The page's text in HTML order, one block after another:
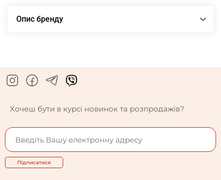
Опис бренду
Хочеш бути в курсі новинок та розпродажів?
Підписатися